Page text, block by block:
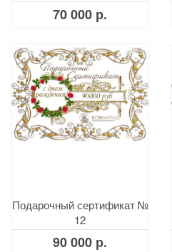
70 000 р.
Подарочный сертификат №
12
90 000 р.